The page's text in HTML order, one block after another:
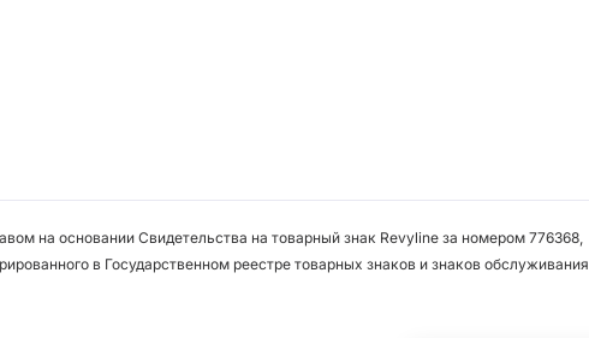
на основании Свидетельства на товарный знак Revyline за номером 776368,
в Государственном реестре товарных знаков и знаков обслуживания